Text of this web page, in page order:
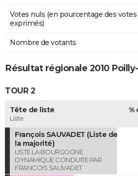
Votes nuls (en pourcentage des votes
exprimés)
Nombre de votants
Résultat régionale 2010
TOUR 2
Tête de liste
Liste
%
François SAUVADET (Liste de
la majorité)
LISTE LA BOURGOGNE
DYNAMIQUE CONDUITE PAR
FRANCOIS SAUVADET